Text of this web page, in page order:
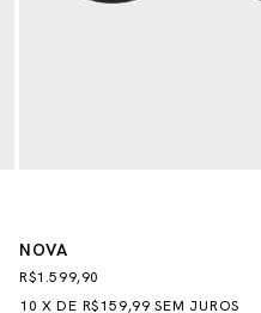
NOVA
R$1.599,90
10 XDE R$159,99 SEM JUROS